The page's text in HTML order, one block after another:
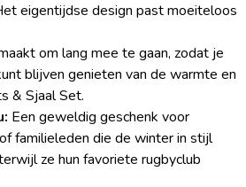
eigentijdse design past moeiteloos
om lang mee te gaan, zodat je
blijven genieten van de warmte en
& Sjaal Set.
Een geweldig geschenk voor
familieleden die de winter in stijl
ze hun favoriete rugbyclub